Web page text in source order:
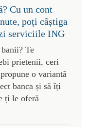
Cu un cont
poți câștiga
serviciile ING
Te
prietenii, ceri
o variantă
banca și să îți
ți le oferă